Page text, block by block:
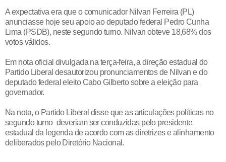
A expectativa era que o comunicador Nilvan Ferreira (PL)
anunciasse hoje seu apoio ao deputado federal Pedro Cunha
Lima (PSDB), neste segundo turno. Nilvan obteve 18,68% dos
votos válidos.
Em nota oficial divulgada na terça-feira, a direção estadual do
Partido Liberal desautorizou pronunciamentos de Nilvan e do
deputado federal eleito Cabo Gilberto sobre a eleição para
governador.
Na nota, o Partido Liberal disse que as articulações políticas no
segundo turno deveriam ser conduzidas pelo presidente
estadual da legenda de acordo com as diretrizes e alinhamento
deliberados pelo Diretório Nacional.